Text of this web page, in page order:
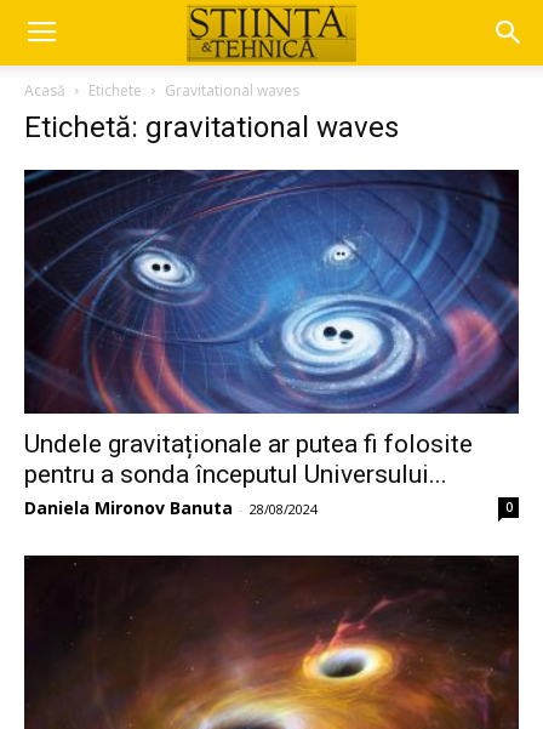
Acasă Etichete Gravitational waves
Etichetă: gravitational waves
Undele gravitaționale ar putea fi folosite
pentru a sonda începutul Universului...
Daniela Mironov Banuta - 28/08/2024 0